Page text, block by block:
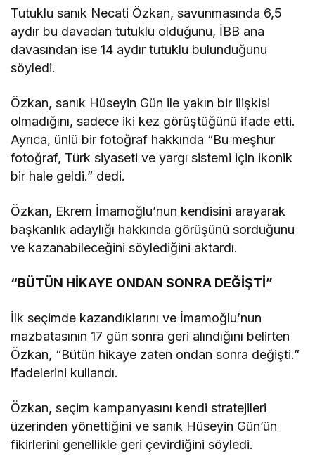
Tutuklu sanık Necati Özkan, savunmasında 6,5
aydır bu davadan tutuklu olduğunu, İBB ana
davasından ise 14 aydır tutuklu bulunduğunu
söyledi.
Özkan, sanık Hüseyin Gün ile yakın bir ilişkisi
olmadığını, sadece iki kez görüştüğünü ifade etti.
Ayrıca, ünlü bir fotoğraf hakkında “Bu meşhur
fotoğraf, Türk siyaseti ve yargı sistemi için ikonik
bir hale geldi.” dedi.
Özkan, Ekrem İmamoğlu’nun kendisini arayarak
başkanlık adaylığı hakkında görüşünü sorduğunu
ve kazanabileceğini söylediğini aktardı.
“BÜTÜN HİKAYE ONDAN SONRA DEĞİŞTİ”
İlk seçimde kazandıklarını ve İmamoğlu’nun
mazbatasının 17 gün sonra geri alındığını belirten
Özkan, “Bütün hikaye zaten ondan sonra değişti.”
ifadelerini kullandı.
Özkan, seçim kampanyasını kendi stratejileri
üzerinden yönettiğini ve sanık Hüseyin Gün’ün
fikirlerini genellikle geri çevirdiğini söyledi.